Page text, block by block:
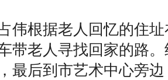
根据老人回忆的住址
带老人寻找回家的路
最后到市艺术中心旁